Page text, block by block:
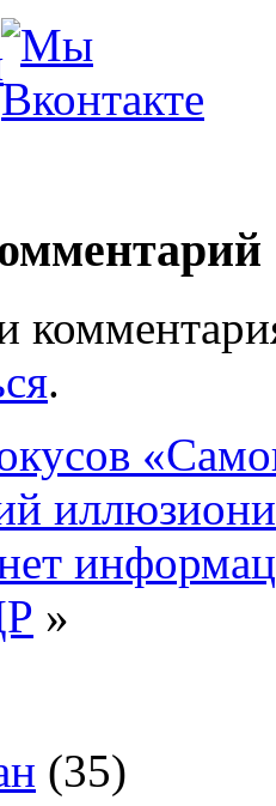
.
»
(35)